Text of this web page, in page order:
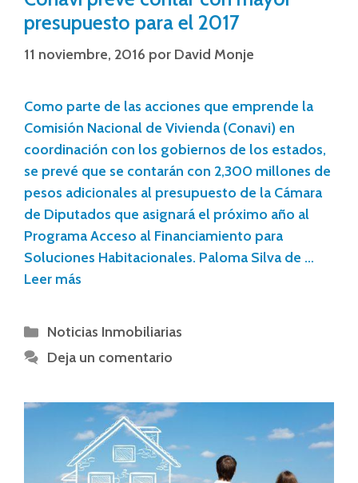
presupuesto para el 2017
11 noviembre, 2016 por David Monje
Como parte de las acciones que emprende la
Comisión Nacional de Vivienda (Conavi) en
coordinación con los gobiernos de los estados,
se prevé que se contarán con 2,300 millones de
pesos adicionales al presupuesto de la Cámara
de Diputados que asignará el próximo año al
Programa Acceso al Financiamiento para
Soluciones Habitacionales. Paloma Silva de …
Leer más
Noticias Inmobiliarias
Deja un comentario